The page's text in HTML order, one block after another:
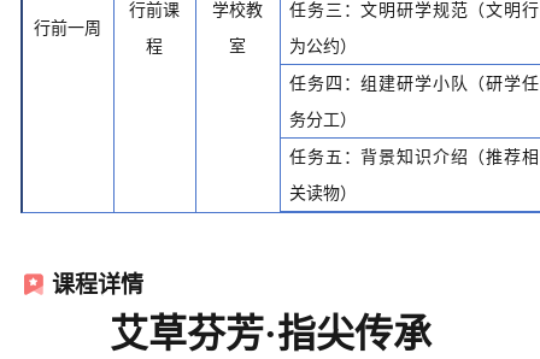
行前一周
行前课
程
学校教
室
任务三：文明研学规范（文明行
为公约）
任务四：组建研学小队（研学任
务分工）
任务五：背景知识介绍（推荐相
关读物）
课程详情
艾草芬芳·指尖传承